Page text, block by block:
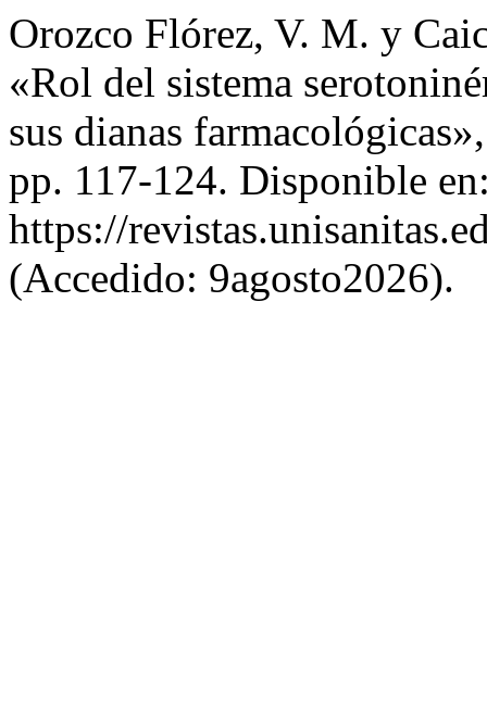
Orozco Flórez, V. M. y
«Rol del sistema
sus dianas
pp. 117-124. Disponible
https://
(Accedido: 9agosto2026).